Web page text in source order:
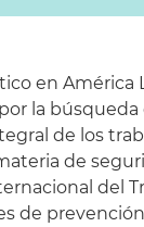
en América
la búsqueda
de los
de
del
de